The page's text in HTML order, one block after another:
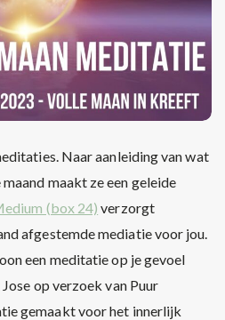
Naar aanleiding van wat
maakt ze een geleide
(box 24) verzorgt
afgestemde mediatie voor jou.
een meditatie op je gevoel
op verzoek van Puur
gemaakt voor het innerlijk